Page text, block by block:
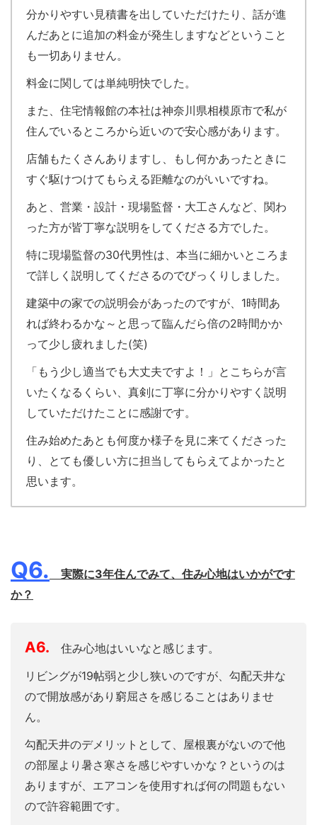
分かりやすい見積書を出していただけたり、話が進
んだあとに追加の料金が発生しますなどということ
も一切ありません。
料金に関しては単純明快でした。
また、住宅情報館の本社は神奈川県相模原市で私が
住んでいるところから近いので安心感があります。
店舗もたくさんありますし、もし何かあったときに
すぐ駆けつけてもらえる距離なのがいいですね。
あと、営業・設計・現場監督・大工さんなど、関わ
った方が皆丁寧な説明をしてくださる方でした。
特に現場監督の30代男性は、本当に細かいところま
で詳しく説明してくださるのでびっくりしました。
建築中の家での説明会があったのですが、1時間あ
れば終わるかな～と思って臨んだら倍の2時間かか
って少し疲れました(笑)
「もう少し適当でも大丈夫ですよ！」とこちらが言
いたくなるくらい、真剣に丁寧に分かりやすく説明
していただけたことに感謝です。
住み始めたあとも何度か様子を見に来てくださった
り、とても優しい方に担当してもらえてよかったと
思います。
Q6.
実際に3年住んでみて、住み心地はいかがです
か？
A6. 住み心地はいいなと感じます。
リビングが19帖弱と少し狭いのですが、勾配天井な
ので開放感があり窮屈さを感じることはありませ
ん。
勾配天井のデメリットとして、屋根裏がないので他
の部屋より暑さ寒さを感じやすいかな？というのは
ありますが、エアコンを使用すれば何の問題もない
ので許容範囲です。